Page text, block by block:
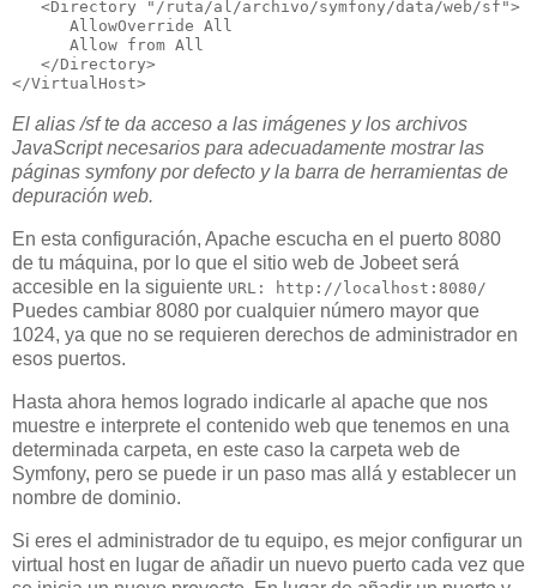
   <Directory "/ruta/al/archivo/symfony/data/web/sf">
      AllowOverride All
      Allow from All
   </Directory>
</VirtualHost>
El alias /sf te da acceso a las imágenes y los archivos
JavaScript necesarios para adecuadamente mostrar las
páginas symfony por defecto y la barra de herramientas de
depuración web.
En esta configuración, Apache escucha en el puerto 8080
de tu máquina, por lo que el sitio web de Jobeet será
accesible en la siguiente URL: http://localhost:8080/
Puedes cambiar 8080 por cualquier número mayor que
1024, ya que no se requieren derechos de administrador en
esos puertos.
Hasta ahora hemos logrado indicarle al apache que nos
muestre e interprete el contenido web que tenemos en una
determinada carpeta, en este caso la carpeta web de
Symfony, pero se puede ir un paso mas allá y establecer un
nombre de dominio.
Si eres el administrador de tu equipo, es mejor configurar un
virtual host en lugar de añadir un nuevo puerto cada vez que